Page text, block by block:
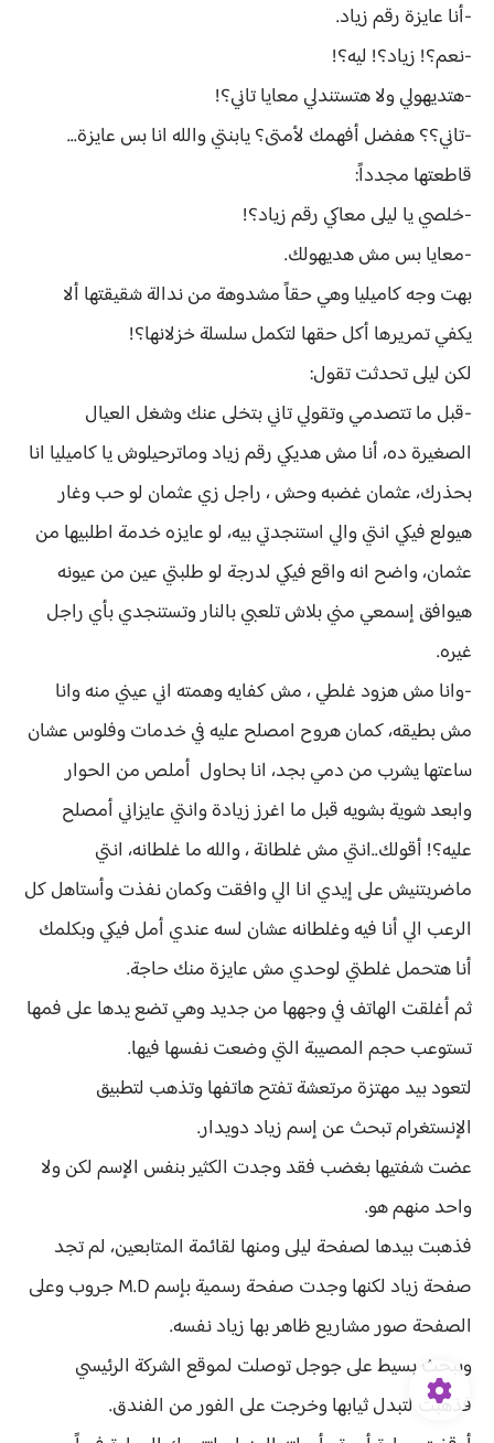
-أنا عايزة رقم زياد.
-نعم؟! زياد؟! ليه؟!
-هتديهولي ولا هتستندلي معايا تاني؟!
-تاني؟؟ هفضل أفهمك لأمتى؟ يابنتي والله انا بس عايزة...
قاطعتها مجدداً:
-خلصي يا ليلى معاكي رقم زياد؟!
-معايا بس مش هديهولك.
بهت وجه كاميليا وهي حقاً مشدوهة من ندالة شقيقتها ألا
يكفي تمريرها أكل حقها لتكمل سلسلة خزلانها؟!
لكن ليلى تحدثت تقول:
-قبل ما تتصدمي وتقولي تاني بتخلى عنك وشغل العيال
الصغيرة ده، أنا مش هديكي رقم زياد وماترحيلوش يا كاميليا انا
بحذرك، عثمان غضبه وحش ، راجل زي عثمان لو حب وغار
هيولع فيكي انتي والي استنجدتي بيه، لو عايزه خدمة اطلبيها من
عثمان، واضح انه واقع فيكي لدرجة لو طلبتي عين من عيونه
هيوافق إسمعي مني بلاش تلعبي بالنار وتستنجدي بأي راجل
غيره.
-وانا مش هزود غلطي ، مش كفايه وهمته اني عيني منه وانا
مش بطيقه، كمان هروح امصلح عليه في خدمات وفلوس عشان
ساعتها يشرب من دمي بجد، انا بحاول أملص من الحوار
وابعد شوية بشويه قبل ما اغرز زيادة وانتي عايزاني أمصلح
عليه؟! أقولك..انتي مش غلطانة ، والله ما غلطانه، انتي
ماضربتنيش على إيدي انا الي وافقت وكمان نفذت وأستاهل كل
الرعب الي أنا فيه وغلطانه عشان لسه عندي أمل فيكي وبكلمك
أنا هتحمل غلطتي لوحدي مش عايزة منك حاجة.
ثم أغلقت الهاتف في وجهها من جديد وهي تضع يدها على فمها
تستوعب حجم المصيبة التي وضعت نفسها فيها.
لتعود بيد مهتزة مرتعشة تفتح هاتفها وتذهب لتطبيق
الإنستغرام تبحث عن إسم زياد دويدار.
عضت شفتيها بغضب فقد وجدت الكثير بنفس الإسم لكن ولا
واحد منهم هو.
فذهبت بيدها لصفحة ليلى ومنها لقائمة المتابعين، لم تجد
صفحة زياد لكنها وجدت صفحة رسمية بإسم M.D جروب وعلى
الصفحة صور مشاريع ظاهر بها زياد نفسه.
وببحث بسيط على جوجل توصلت لموقع الشركة الرئيسي
فذهبت لتبدل ثيابها وخرجت على الفور من الفندق.